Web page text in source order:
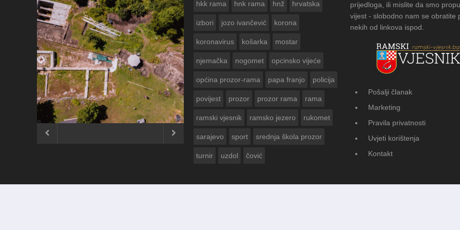
ČESTITKA RAMSKOG VJESNIKA ZA
USKRS 2023. GODINE
 
hkk rama hnk rama hnž hrvatska
izbori jozo ivančević korona
koronavirus košarka mostar
njemačka nogomet opcinsko vijeće
općina prozor-rama papa franjo policija
povijest prozor prozor rama rama
ramski vjesnik ramsko jezero rukomet
sarajevo sport srednja škola prozor
turnir uzdol čović
prijedloga, ili mislite da smo
vijest - slobodno nam se obratite
nekih od linkova ispod.
Pošalji članak
Marketing
Pravila privatnosti
Uvjeti korištenja
Kontakt